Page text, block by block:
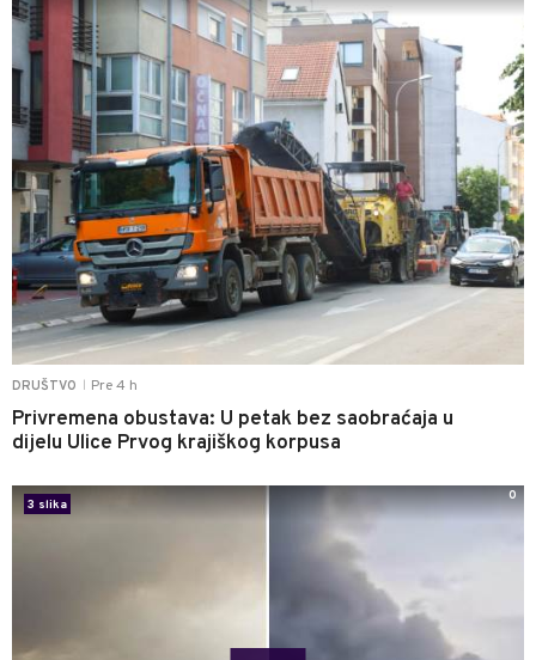
DRUŠTVO Pre 4 h
Privremena obustava: U petak bez saobraćaja u
dijelu Ulice Prvog krajiškog korpusa
3 slika
0